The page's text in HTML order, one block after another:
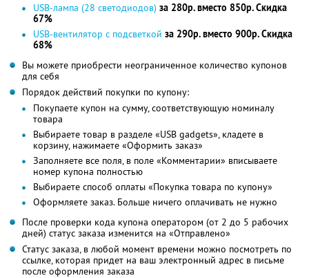
USB-лампа (28 светодиодов) за 280р. вместо 850р. Скидка
67%
USB-вентилятор c подсветкой за 290р. вместо 900р. Скидка
68%
Вы можете приобрести неограниченное количество купонов
для себя
Порядок действий покупки по купону:
Покупаете купон на сумму, соответствующую номиналу
товара
Выбираете товар в разделе «USB gadgets», кладете в
корзину, нажимаете «Оформить заказ»
Заполняете все поля, в поле «Комментарии» вписываете
номер купона полностью
Выбираете способ оплаты «Покупка товара по купону»
Оформляете заказ. Больше ничего оплачивать не нужно
После проверки кода купона оператором (от 2 до 5 рабочих
дней) статус заказа изменится на «Отправлено»
Статус заказа, в любой момент времени можно посмотреть по
ссылке, которая придет на ваш электронный адрес в письме
после оформления заказа